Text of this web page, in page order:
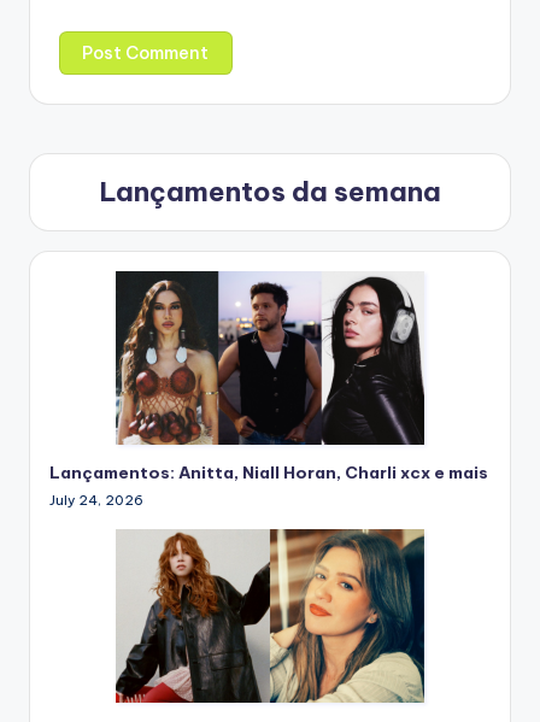
Lançamentos da semana
Lançamentos: Anitta, Niall Horan, Charli xcx e mais
July 24, 2026